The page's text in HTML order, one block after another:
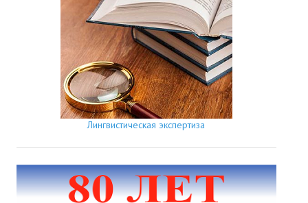
Лингвистическая экспертиза